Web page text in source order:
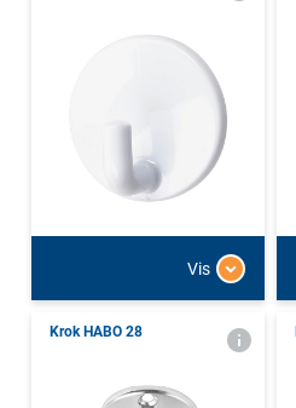
Vis
Krok HABO 28